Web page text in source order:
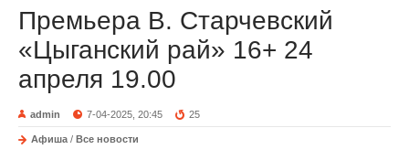
Премьера В. Старчевский
«Цыганский рай» 16+ 24
апреля 19.00
admin 7-04-2025, 20:45 25
Афиша / Все новости